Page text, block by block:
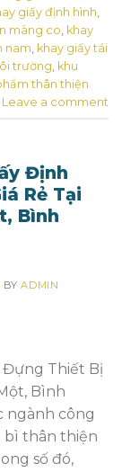
giấy định hình
màng co khay
nam khay giấy tái
trường khu
thân thiện
Leave a comment
Định
Rẻ Tại
Bình
BYADMIN
Đựng Thiết Bị
Bình
ngành công
bì thân thiện
số đó,